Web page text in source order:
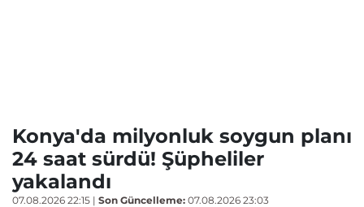
Konya'da milyonluk soygun planı
24 saat sürdü! Şüpheliler
yakalandı
07.08.2026 22:15 | Son Güncelleme: 07.08.2026 23:03